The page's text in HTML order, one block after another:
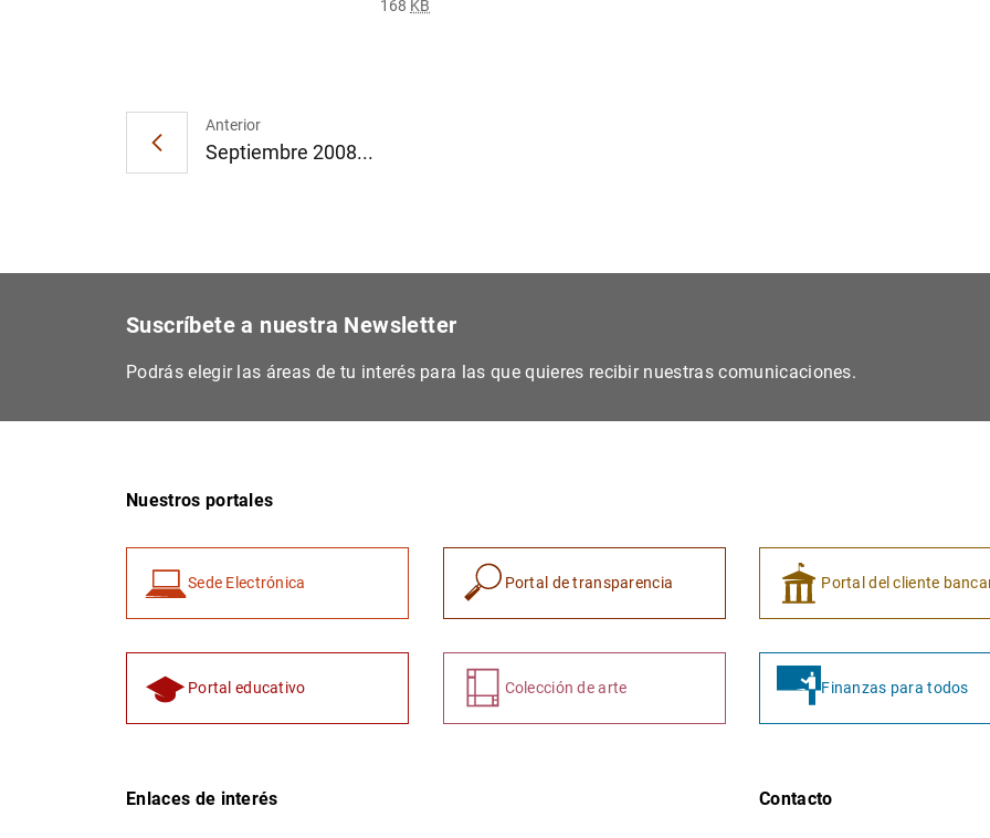
168 KB
Anterior
Septiembre 2008...
Suscríbete a nuestra Newsletter
Podrás elegir las áreas de tu interés para las que quieres recibir nuestras comunicaciones.
Nuestros portales
Sede Electrónica Portal de transparencia Portal del cliente
Portal educativo Colección de arte Finanzas para todos
Enlaces de interés Contacto